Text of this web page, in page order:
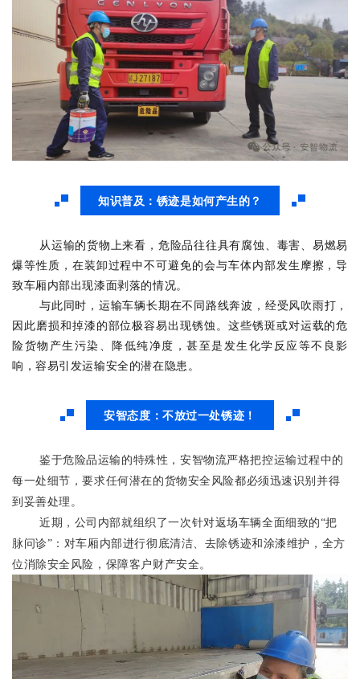
知识普及： 锈迹是如何产生的？
从运输的货物上来看，危险品往往具有腐蚀、毒害、易燃易
爆等性质，在装卸过程中不可避免的会与车体内部发生摩擦，导
致车厢内部出现漆面剥落的情况。
与此同时，运输车辆长期在不同路线奔波，经受风吹雨打，
因此磨损和掉漆的部位极容易出现锈蚀。这些锈斑或对运载的危
险货物产生污染、降低纯净度，甚至是发生化学反应等不良影
响，容易引发运输安全的潜在隐患。
安智态度：不放过一处锈迹！
鉴于危险品运输的特殊性，安智物流严格把控运输过程中的
每一处细节，要求任何潜在的货物安全风险都必须迅速识别并得
到妥善处理。
近期，公司内部就组织了一次针对返场车辆全面细致的“把
脉问诊” ： 对车厢内部进行彻底清洁、去除锈迹和涂漆维护，全方
位消除安全风险，保障客户财产安全。